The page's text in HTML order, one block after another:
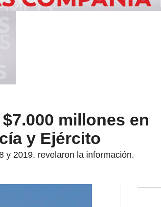
millones en
y Ejército
y 2019, revelaron la información.